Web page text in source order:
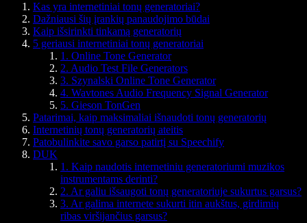
Kas yra internetiniai tonų generatoriai?
Dažniausi šių įrankių panaudojimo būdai
Kaip išsirinkti tinkamą generatorių
5 geriausi internetiniai tonų generatoriai
1. Online Tone Generator
2. Audio Test File Generators
3. Szynalski Online Tone Generator
4. Wavtones Audio Frequency Signal Generator
5. Gieson TonGen
Patarimai, kaip maksimaliai išnaudoti tonų generatorių
Internetinių tonų generatorių ateitis
Patobulinkite savo garso patirtį su Speechify
DUK
1. Kaip naudotis internetiniu generatoriumi muzikos
instrumentams derinti?
2. Ar galiu išsaugoti tonų generatoriuje sukurtus garsus?
3. Ar galima internete sukurti itin aukštus, girdimių
ribas viršijančius garsus?